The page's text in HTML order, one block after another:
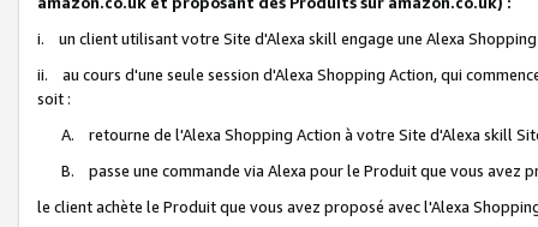
i. un client utilisant votre Site d'Alexa skill engage une Alexa
ii. au cours d'une seule session d'Alexa Shopping Action, qui
soit :
A. retourne de l'Alexa Shopping Action à votre Site d'Alexa skill
B. passe une commande via Alexa pour le Produit que vous avez
le client achète le Produit que vous avez proposé avec l'Alexa